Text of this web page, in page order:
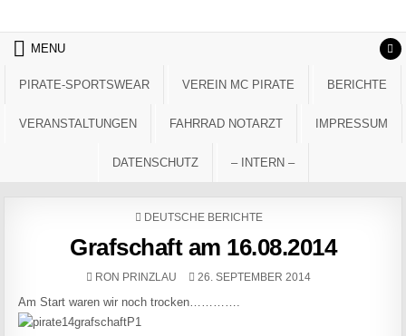
MENU
PIRATE-SPORTSWEAR VEREIN MC PIRATE BERICHTE
VERANSTALTUNGEN FAHRRAD NOTARZT IMPRESSUM
DATENSCHUTZ – INTERN –
POSTED IN
DEUTSCHE BERICHTE
Grafschaft am 16.08.2014
AUTHOR:
RON PRINZLAU PUBLISHED DATE:
26. SEPTEMBER 2014
Am Start waren wir noch trocken………….